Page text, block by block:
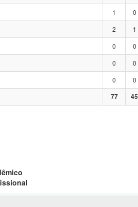
1 0
2 1
0 0
0 0
0 0
77 45